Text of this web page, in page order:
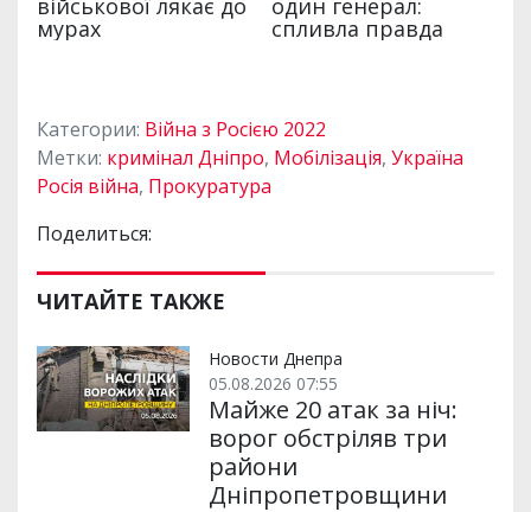
Категории: Війна з Росією 2022
Метки: кримінал Дніпро, Мобілізація, Україна
Росія війна, Прокуратура
Поделиться:
ЧИТАЙТЕ ТАКЖЕ
Новости Днепра
05.08.2026 07:55
Майже 20 атак за ніч:
ворог обстріляв три
райони
Дніпропетровщини